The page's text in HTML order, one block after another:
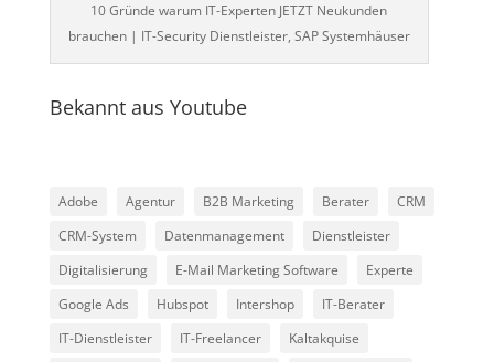
10 Gründe warum IT-Experten JETZT Neukunden
brauchen | IT-Security Dienstleister, SAP Systemhäuser
Bekannt aus Youtube
Adobe Agentur B2B Marketing Berater
CRM
CRM-System
Datenmanagement
Dienstleister
Digitalisierung
E-Mail Marketing Software
Experte
Google Ads
Hubspot Intershop
IT-Berater
IT-Dienstleister
IT-Freelancer
Kaltakquise